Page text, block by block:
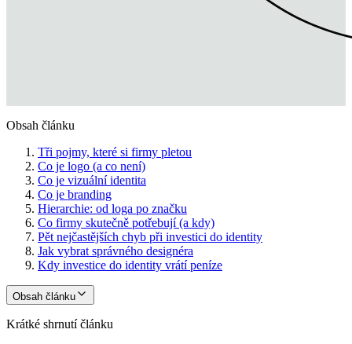
Obsah článku
Tři pojmy, které si firmy pletou
Co je logo (a co není)
Co je vizuální identita
Co je branding
Hierarchie: od loga po značku
Co firmy skutečně potřebují (a kdy)
Pět nejčastějších chyb při investici do identity
Jak vybrat správného designéra
Kdy investice do identity vrátí peníze
Obsah článku
Krátké shrnutí článku